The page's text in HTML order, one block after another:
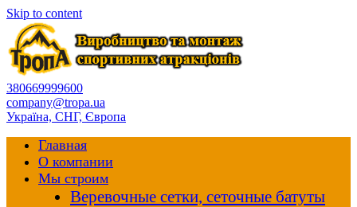
Skip to content
380669999600
company@tropa.ua
Україна, СНГ, Європа
Главная
О компании
Мы строим
Веревочные сетки, сеточные батуты